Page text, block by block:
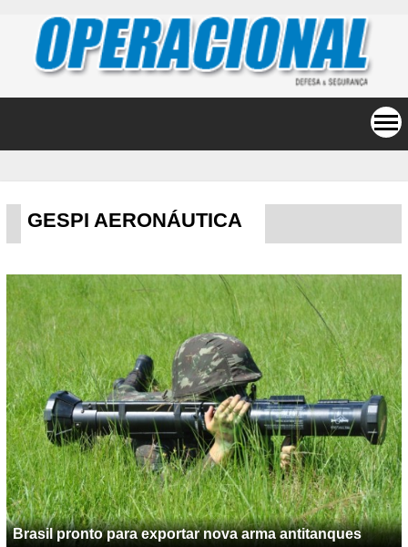
GESPI AERONÁUTICA
Brasil pronto para exportar nova arma antitanques